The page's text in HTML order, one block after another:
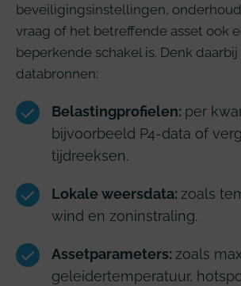
beveiligingsinstellingen,
vraag of het betreffende asset ook
beperkende schakel is. Denk
databronnen:
Belastingprofielen: per
bijvoorbeeld P4-data of
tijdreeksen.
Lokale weersdata: zoals
wind en zoninstraling.
Assetparameters: zoals
geleidertemperatuur,